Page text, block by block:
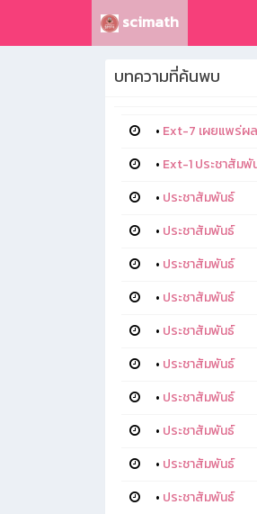
scimath
บทความที่ค้นพบ
• Ext-7 เผยแพร่ผล
• Ext-1 ประชาสัมพั
• ประชาสัมพันธ์
• ประชาสัมพันธ์
• ประชาสัมพันธ์
• ประชาสัมพันธ์
• ประชาสัมพันธ์
• ประชาสัมพันธ์
• ประชาสัมพันธ์
• ประชาสัมพันธ์
• ประชาสัมพันธ์
• ประชาสัมพันธ์